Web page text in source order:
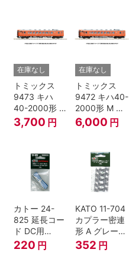
在庫なし
トミックス
9473 キハ
40-2000形 T
Nゲージ
3,700 円
在庫なし
トミックス
9472 キハ40-
2000形 M N
ゲージ
6,000 円
カトー 24-
825 延長コー
ド DC用
(90cm）
220 円
KATO 11-704
カプラー密連
形 A グレー
(20個入) (ア
ーノルドカプ
352 円